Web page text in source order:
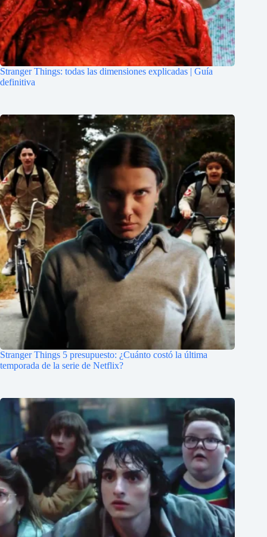
Stranger Things: todas las dimensiones explicadas | Guía
definitiva
Stranger Things 5 presupuesto: ¿Cuánto costó la última
temporada de la serie de Netflix?